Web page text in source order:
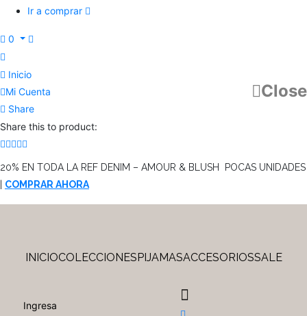
Ir a comprar
0
Inicio
Mi Cuenta
Close
Share
Share this to product:
20% EN TODA LA REF DENIM – AMOUR & BLUSH POCAS UNIDADES
COMPRAR AHORA
INICIOCOLECCIONESPIJAMASACCESORIOSSALE
Ingresa